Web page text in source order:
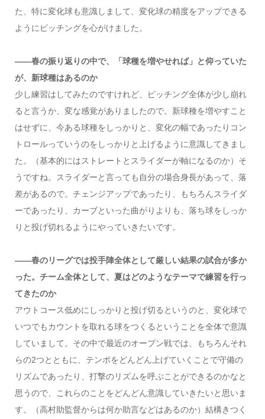
た、特に変化球も意識しまして、変化球の精度をアップできる
ようにピッチングを心がけました。
――春の振り返りの中で、「球種を増やせれば」と仰っていた
が、新球種はあるのか
少し練習はしてみたのですけれど、ピッチング全体が少し崩れ
ると言うか、変な感覚がありましたので。新球種を増やすこと
はせずに、今ある球種をしっかりと、変化の幅であったりコン
トロールっていうのをしっかりと上げるように意識してきまし
た。（基本的にはストレートとスライダーが軸になるのか）そ
うですね。スライダーと言っても自分の場合身長があって、落
差があるので。チェンジアップであったり、もちろんスライダ
ーであったり、カーブといった曲がりよりも、落ち球をしっか
りと投げ切れるようにやっていきたいです。
――春のリーグでは投手陣全体として厳しい結果の試合が多か
った。チーム全体として、夏はどのようなテーマで練習を行っ
てきたのか
アウトコース低めにしっかりと投げ切るというのと、変化球で
いつでもカウントを取れる球をつくるということを全体で意識
していまして。その中で最近のオープン戦では、もちろんそれ
らの2つとともに、テンポをどんどん上げていくことで守備の
リズムであったり、打撃のリズムを呼ぶことができるのかなと
思うので、これらのことをどんどん意識していきたいと思いま
す。（高村助監督からは何か助言などはあるのか）結構きつく